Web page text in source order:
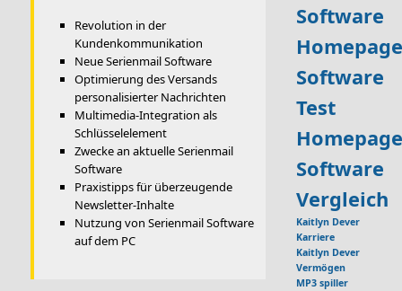
Revolution in der
Kundenkommunikation
Neue Serienmail Software
Optimierung des Versands
personalisierter Nachrichten
Multimedia-Integration als
Schlüsselelement
Zwecke an aktuelle Serienmail
Software
Praxistipps für überzeugende
Newsletter-Inhalte
Nutzung von Serienmail Software
auf dem PC
Software
Software
Test
Software
Vergleich
Kaitlyn Dever
Karriere
Kaitlyn Dever
Vermögen
MP3 spiller